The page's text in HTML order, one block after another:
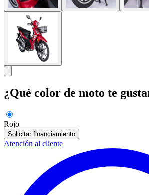
¿Qué color de moto te
Rojo
Solicitar financiamiento
Atención al cliente